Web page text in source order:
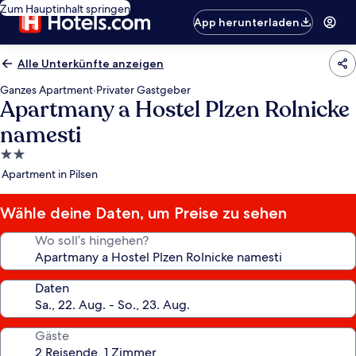
Zum Hauptinhalt springen
App herunterladen
Alle Unterkünfte anzeigen
Ganzes Apartment·Privater Gastgeber
Apartmany a Hostel Plzen Rolnicke
namesti
2.0-
Sterne-
Apartment in Pilsen
Wähle deine Daten, um Preise zu sehen
Wo soll’s hingehen?
Daten
Gäste